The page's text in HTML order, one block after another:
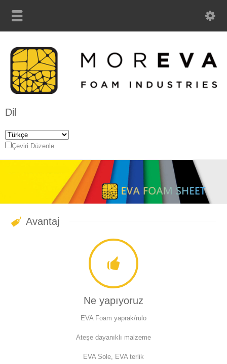
Dil
Çeviri Düzenle
Avantaj
Ne yapıyoruz
EVA Foam yaprak/rulo
Ateşe dayanıklı malzeme
EVA Sole, EVA terlik